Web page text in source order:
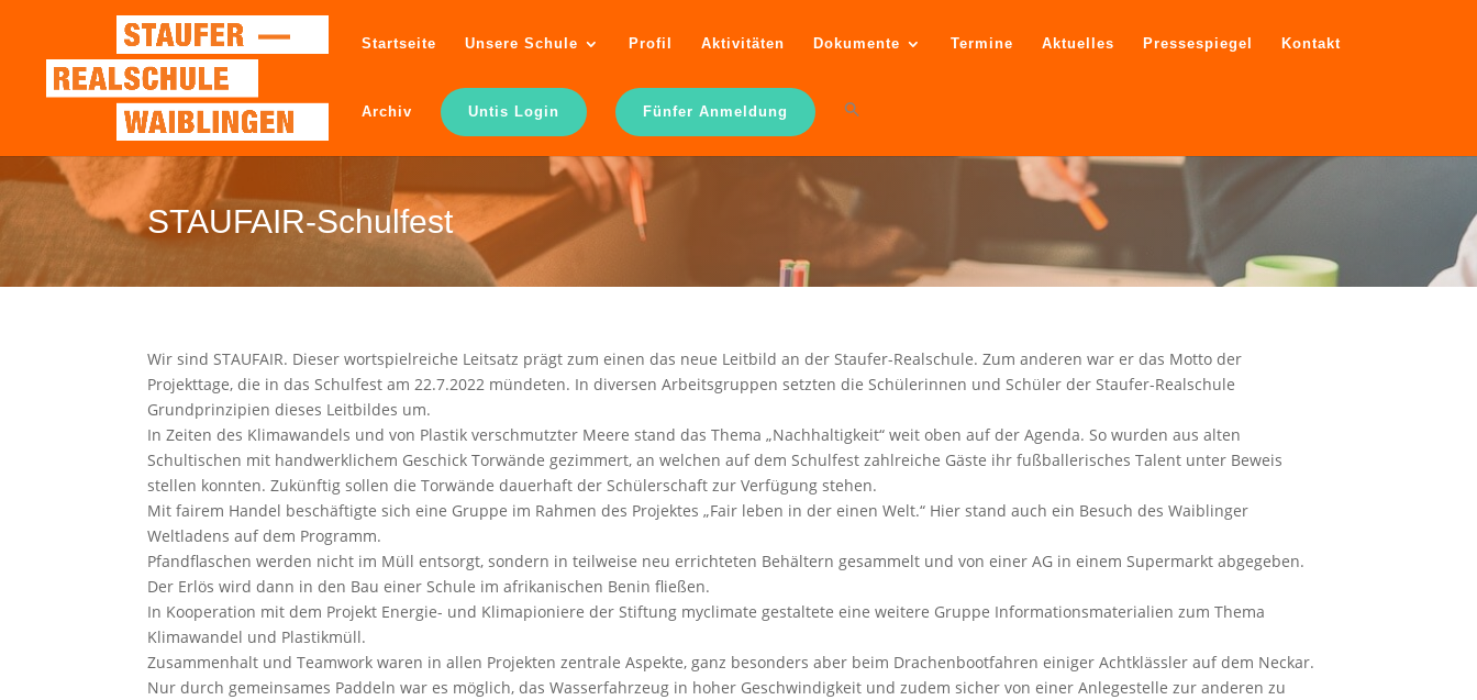
Startseite Unsere Schule Profil Aktivitäten Dokumente Termine Aktuelles Pressespiegel Kontakt
Archiv Untis Login Fünfer Anmeldung
STAUFAIR-Schulfest
Wir sind STAUFAIR. Dieser wortspielreiche Leitsatz prägt zum einen das neue Leitbild an der Staufer-Realschule. Zum anderen war er das Motto der
Projekttage, die in das Schulfest am 22.7.2022 mündeten. In diversen Arbeitsgruppen setzten die Schülerinnen und Schüler der Staufer-Realschule
Grundprinzipien dieses Leitbildes um.
In Zeiten des Klimawandels und von Plastik verschmutzter Meere stand das Thema „Nachhaltigkeit“ weit oben auf der Agenda. So wurden aus alten
Schultischen mit handwerklichem Geschick Torwände gezimmert, an welchen auf dem Schulfest zahlreiche Gäste ihr fußballerisches Talent unter Beweis
stellen konnten. Zukünftig sollen die Torwände dauerhaft der Schülerschaft zur Verfügung stehen.
Mit fairem Handel beschäftigte sich eine Gruppe im Rahmen des Projektes „Fair leben in der einen Welt.“ Hier stand auch ein Besuch des Waiblinger
Weltladens auf dem Programm.
Pfandflaschen werden nicht im Müll entsorgt, sondern in teilweise neu errichteten Behältern gesammelt und von einer AG in einem Supermarkt abgegeben.
Der Erlös wird dann in den Bau einer Schule im afrikanischen Benin fließen.
In Kooperation mit dem Projekt Energie- und Klimapioniere der Stiftung myclimate gestaltete eine weitere Gruppe Informationsmaterialien zum Thema
Klimawandel und Plastikmüll.
Zusammenhalt und Teamwork waren in allen Projekten zentrale Aspekte, ganz besonders aber beim Drachenbootfahren einiger Achtklässler auf dem Neckar.
Nur durch gemeinsames Paddeln war es möglich, das Wasserfahrzeug in hoher Geschwindigkeit und zudem sicher von einer Anlegestelle zur anderen zu